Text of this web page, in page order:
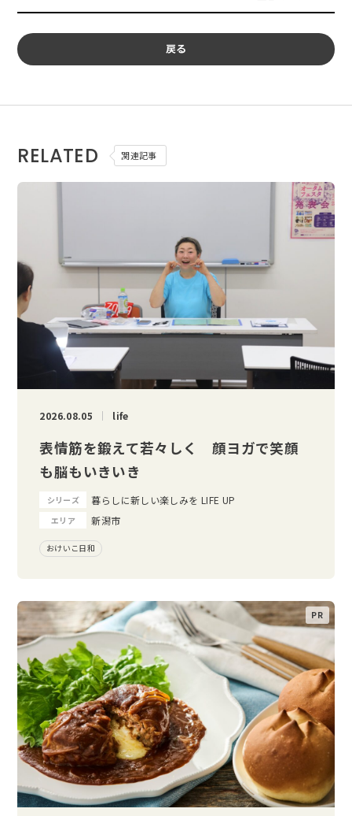
戻る
RELATED 関連記事
2026.08.05 life
表情筋を鍛えて若々しく 顔ヨガで笑顔
も脳もいきいき
シリーズ 暮らしに新しい楽しみを LIFE UP
エリア 新潟市
おけいこ日和